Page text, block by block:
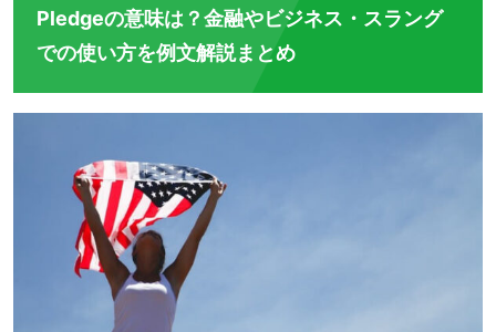
Pledgeの意味は？金融やビジネス・スラング
での使い方を例文解説まとめ